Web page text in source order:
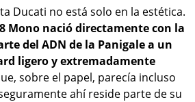
Ducati no está solo en la estética.
Mono nació directamente con la
del ADN de la Panigale a un
ligero y extremadamente
sobre el papel, parecía incluso
ahí reside parte de su